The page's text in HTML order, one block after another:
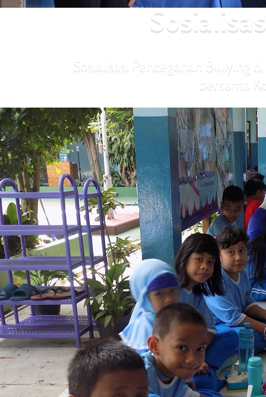
Sosialisasi Pencegahan Bullying
bersama